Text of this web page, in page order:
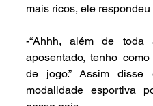
mais ricos, ele respondeu
-“Ahhh, além de
aposentado, tenho
de jogo.” Assim disse
modalidade esportiva